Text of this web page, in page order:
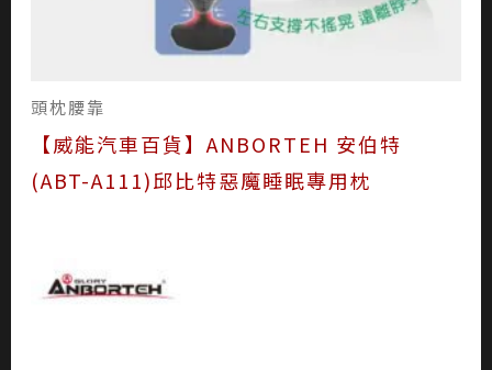
頭枕腰靠
【威能汽車百貨】ANBORTEH 安伯特
(ABT-A111)邱比特惡魔睡眠專用枕